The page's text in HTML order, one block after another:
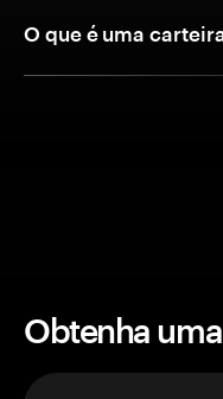
O que é uma
Obtenha